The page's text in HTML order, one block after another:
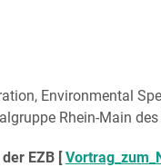
Environmental
Rhein-Main
EZB [